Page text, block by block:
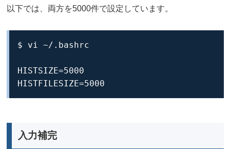
以下では、両方を5000件で設定しています。
$ vi ~/.bashrc
HISTSIZE=5000
HISTFILESIZE=5000
入力補完